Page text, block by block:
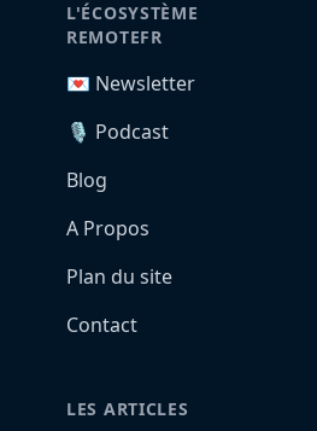
L'ÉCOSYSTÈME
REMOTEFR
💌 Newsletter
🎙️ Podcast
Blog
A Propos
Plan du site
Contact
LES ARTICLES